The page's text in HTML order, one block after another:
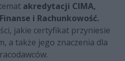
akredytacji CIMA,
Finanse i Rachunkowość.
jakie certyfikat przyniesie
a także jego znaczenia dla